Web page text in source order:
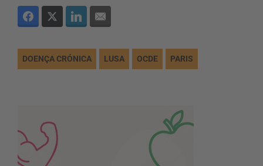
DOENÇA CRÓNICA LUSA OCDE PARIS